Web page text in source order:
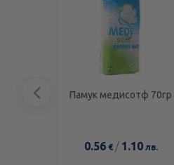
Памук медисотф 70гр
0.56€ / 1.10лв.
Предишен